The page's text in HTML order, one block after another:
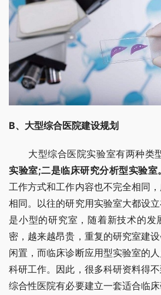
B、大型综合医院建设规划
大型综合医院实验室有两种类
实验室;二是临床研究分析型实验室。
工作方式和工作内容也不完全相同
相同。以往的研究用实验室大都设
是小型的研究室，随着新技术的发
密，越来越昂贵，重复的研究室建
闲置，而临床诊断应用型实验室的
科研工作。因此，很多科研资料得
综合性医院有必要建立一套适合临